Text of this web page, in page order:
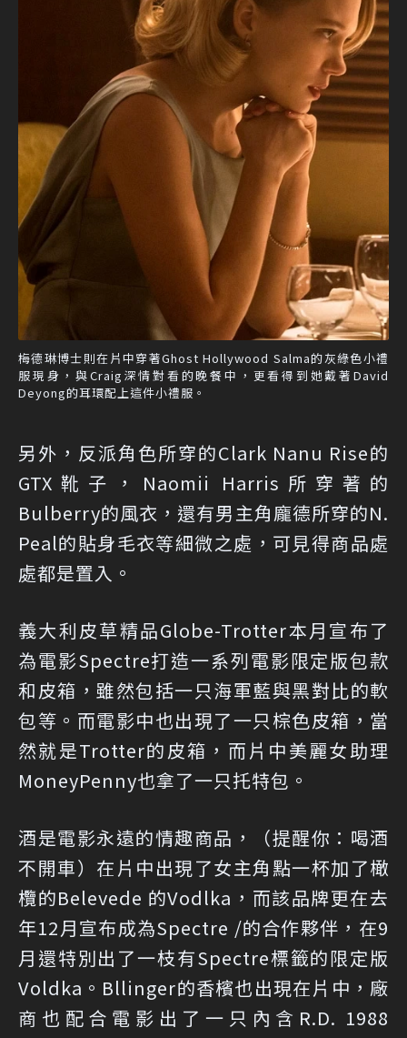
梅德琳博士則在片中穿著Ghost Hollywood Salma的灰綠色小禮
服現身，與Craig深情對看的晚餐中，更看得到她戴著David
Deyong的耳環配上這件小禮服。
另外，反派角色所穿的Clark Nanu Rise的
GTX靴子，Naomii Harris所穿著的
Bulberry的風衣，還有男主角龐德所穿的N.
Peal的貼身毛衣等細微之處，可見得商品處
處都是置入。
義大利皮草精品Globe-Trotter本月宣布了
為電影Spectre打造一系列電影限定版包款
和皮箱，雖然包括一只海軍藍與黑對比的軟
包等。而電影中也出現了一只棕色皮箱，當
然就是Trotter的皮箱，而片中美麗女助理
MoneyPenny也拿了一只托特包。
酒是電影永遠的情趣商品，（提醒你：喝酒
不開車）在片中出現了女主角點一杯加了橄
欖的Belevede 的Vodlka，而該品牌更在去
年12月宣布成為Spectre /的合作夥伴，在9
月還特別出了一枝有Spectre標籤的限定版
Voldka。Bllinger的香檳也出現在片中，廠
商也配合電影出了一只內含R.D. 1988